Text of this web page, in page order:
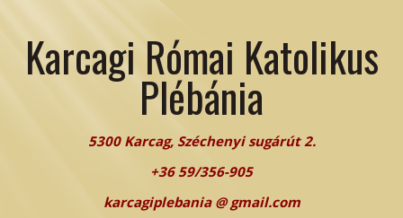
Karcagi Római Katolikus
Plébánia
5300 Karcag, Széchenyi sugárút 2.
+36 59/356-905
karcagiplebania @ gmail.com